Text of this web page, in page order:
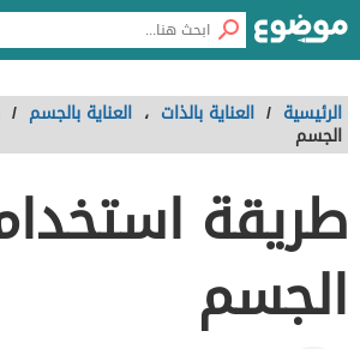
الرئيسية / العناية بالذات ، العناية بالجسم /
الجسم
طريقة
الجسم